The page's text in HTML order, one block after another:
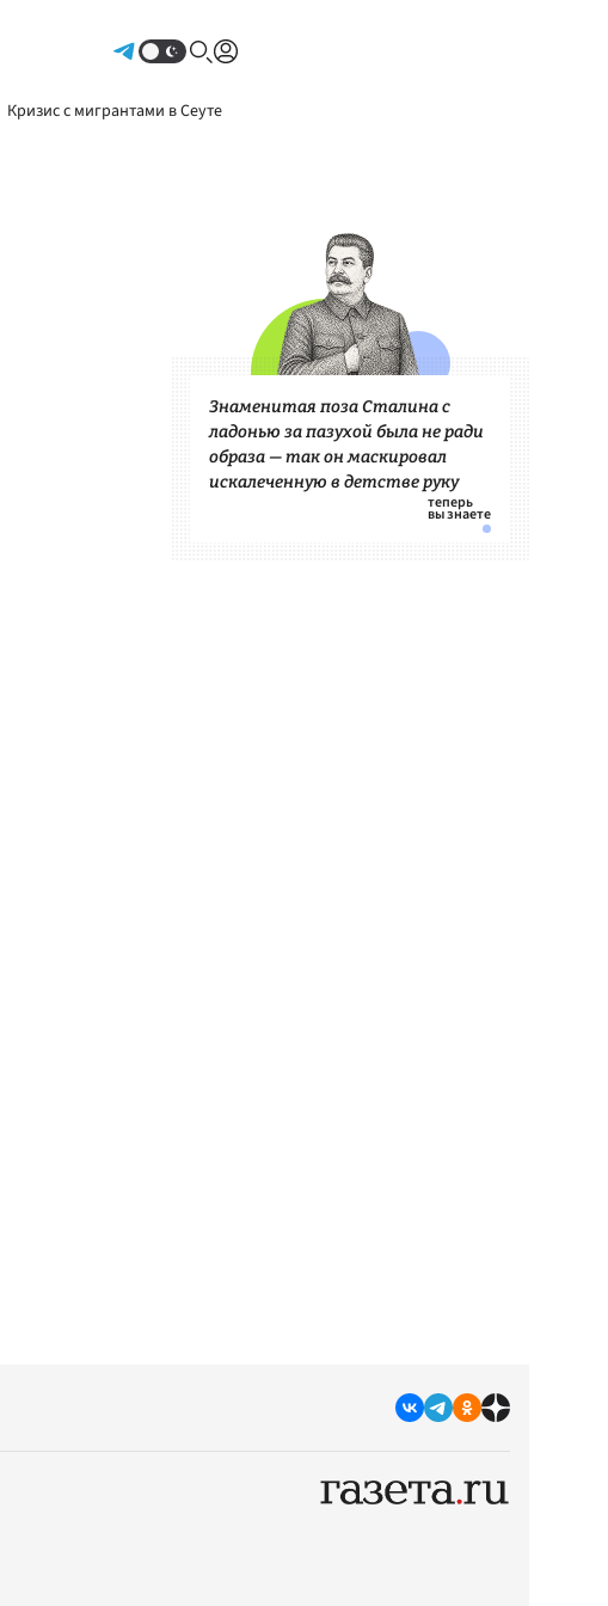
Кризис с мигрантами в Сеуте
Знаменитая поза Сталина с
ладонью за пазухой была не ради
образа — так он маскировал
искалеченную в детстве руку